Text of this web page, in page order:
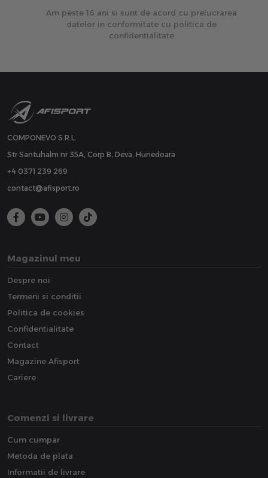
Am peste 16 ani si sunt de acord cu prelucrarea
datelor in conformitate cu politica de
confidentialitate
COMPONEVO S.R.L.
Str Santuhalm nr 35A, Corp B, Deva, Hunedoara
+4 0371 239 269
contact@afisport.ro
Magazinul meu
Despre noi
Termeni si conditii
Politica de cookies
Confidentialitate
Contact
Magazine Afisport
Cariere
Comenzi si livrare
Cum cumpar
Metoda de plata
Informatii de livrare